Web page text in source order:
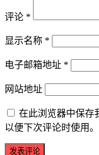
评论 *
显示名称 *
电子邮箱地址 *
网站地址
在此浏览器中保存
以便下次评论时使用。